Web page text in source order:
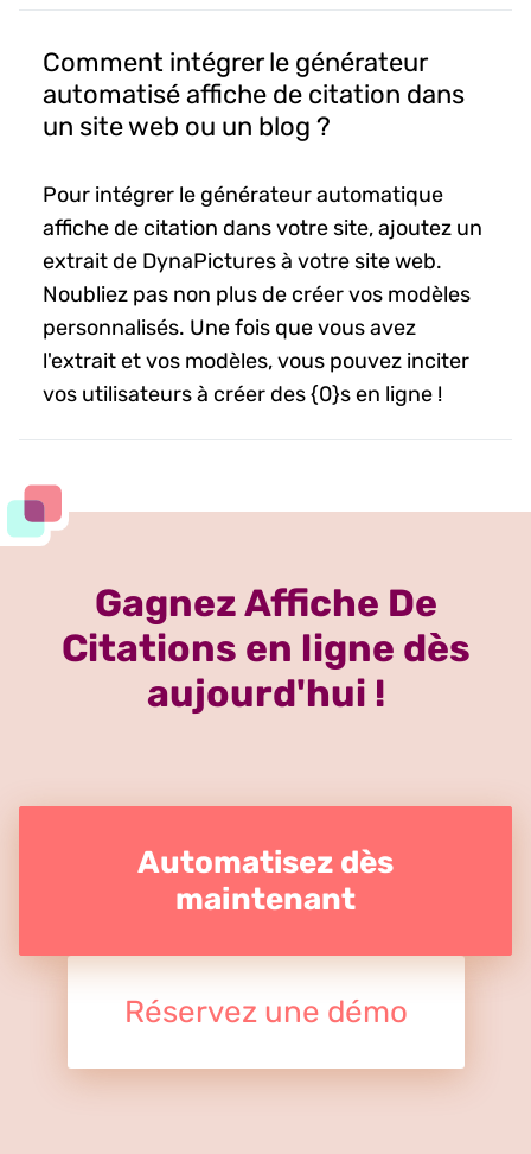
Comment intégrer le générateur
automatisé affiche de citation dans
un site web ou un blog ?
Pour intégrer le générateur automatique
affiche de citation dans votre site, ajoutez un
extrait de DynaPictures à votre site web.
Noubliez pas non plus de créer vos modèles
personnalisés. Une fois que vous avez
l'extrait et vos modèles, vous pouvez inciter
vos utilisateurs à créer des {0}s en ligne !
Gagnez Affiche De
Citations en ligne dès
aujourd'hui !
Automatisez dès
maintenant
Réservez une démo